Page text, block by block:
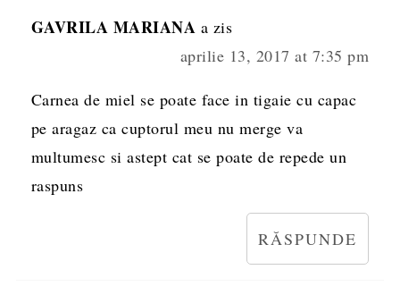
GAVRILA MARIANA a zis
aprilie 13, 2017 at 7:35 pm
Carnea de miel se poate face in tigaie cu capac
pe aragaz ca cuptorul meu nu merge va
multumesc si astept cat se poate de repede un
raspuns
RĂSPUNDE